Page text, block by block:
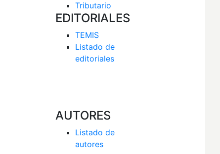
Tributario
EDITORIALES
TEMIS
Listado de
editoriales
AUTORES
Listado de
autores